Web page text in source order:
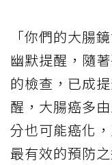
「你們的大腸
幽默提醒，隨
的檢查，已成
醒，大腸癌多
分也可能癌化
最有效的預防之